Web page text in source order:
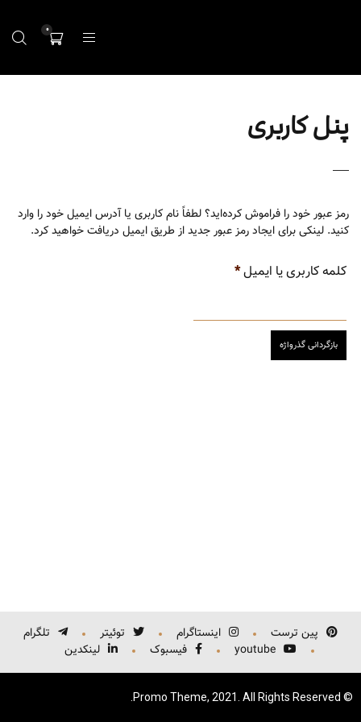
0
پنل کاربری
رمز عبور خود را فراموش کرده‌اید؟ لطفاً نام کاربری یا آدرس ایمیل خود را وارد
کنید. لینکی برای ایجاد رمز عبور جدید از طریق ایمیل دریافت خواهید کرد.
کلمه کاربری یا ایمیل*
بازگردانی گذرواژه
پین ترست اینستاگرام توئیتر
تلگرام
youtube
فیسبوک لينكدين
© Promo Theme, 2021. All Rights Reserved.